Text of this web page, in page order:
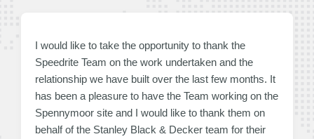
I would like to take the opportunity to thank the
Speedrite Team on the work undertaken and the
relationship we have built over the last few months. It
has been a pleasure to have the Team working on the
Spennymoor site and I would like to thank them on
behalf of the Stanley Black & Decker team for their